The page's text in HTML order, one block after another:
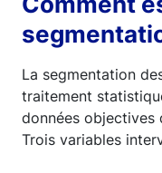
La segmentation
traitement
données objectives
Trois variables